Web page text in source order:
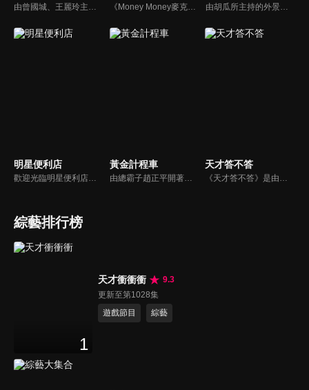
由曾國城、王麗玲主持，許多人記憶中的經典外景綜藝節目之一。每次闖關成功的隊伍，可獲得藏寶圖；拼湊出完整藏寶圖者，可憑著藏寶圖提示至寶箱放置處；最後以正確寶箱之正確答案鑰匙開啟成功者，除隊長本身外的每位參賽者，即可獲得價值新台幣5萬元之黃金金牌。 《Money Money麥克瘋》節目強調不比音準、不比音色，也不比外型、外貌、氣質、長相等如何，只強調只要歌詞記得牢，就可以參加比賽。 由胡瓜所主持的外景綜藝節目，秉持著「幸福好運到，獎金送夠夠」的精神，和眾多藝人與鄉親同樂玩遊戲拿獎金，介紹各地的人文、美食、特產等，提供豐富多元的內容，不間斷的笑料，讓您忘卻一切煩惱、開懷大笑。
明星便利店
歡迎光臨明星便利店！你覺得便利店裡面有什麼？關東煮？茶葉蛋？還是讓你尖叫的大明星？一家擁有明星的便利店，到底有多稀奇，你會不會想要光臨呢？
黃金計程車
由總霸子趙正平開著計程車在街頭隨機找尋搭車路人，進行機智問答，如果十題答對就可以拿走金元寶！如果沒有答對，就把當前獎金減一個0然後發放！另外節目中總霸子趙正平還會帶我們遍尋美食名景。
天才答不答
《天才答不答》是由吳宗憲和吳怡霈共同主持的益智節目。節目設立高額的獎金來考驗藝人們真實的人性，同時將題目立體化，讓你身歷其境去冒險答題。更有哪些出乎意料的處罰，讓藝人羞愧的不想再答錯！一個最接近「人性」與「真實」的益智節目，現在就讓吳宗憲帶你輕鬆玩轉知識。
綜藝排行榜
1
天才衝衝衝
9.3
更新至第1028集
遊戲節目
綜藝